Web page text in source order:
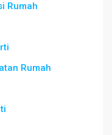
Rumah
Rumah